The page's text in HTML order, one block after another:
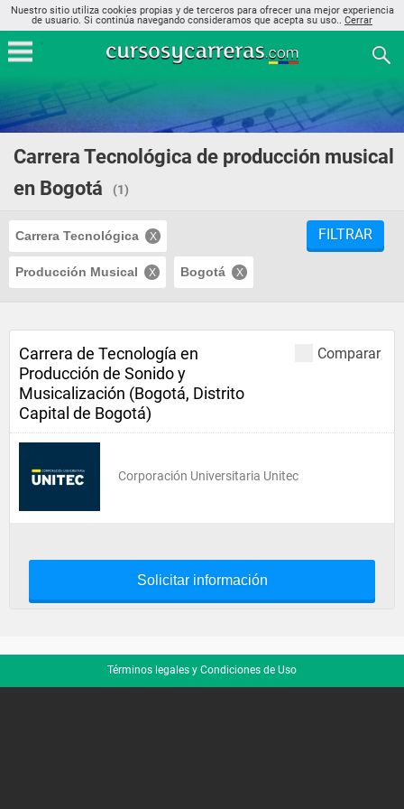
Nuestro sitio utiliza cookies propias y de terceros para ofrecer una mejor experiencia
de usuario. Si continúa navegando consideramos que acepta su uso.. Cerrar
Carrera Tecnológica de producción musical
en Bogotá
(1)
Carrera Tecnológica
Producción Musical Bogotá
FILTRAR
Comparar
Carrera de Tecnología en
Producción de Sonido y
Musicalización (Bogotá, Distrito
Capital de Bogotá)
Corporación Universitaria Unitec
Solicitar información
Términos legales y Condiciones de Uso